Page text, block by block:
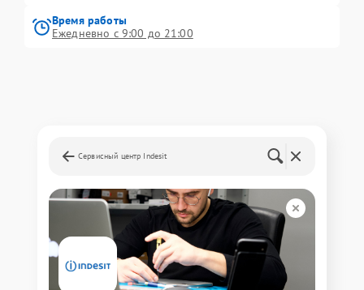
Время работы
Ежедневно с 9:00 до 21:00
Сервисный центр Indesit